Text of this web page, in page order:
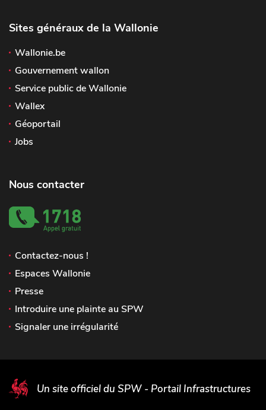
Sites généraux de la Wallonie
Wallonie.be
Gouvernement wallon
Service public de Wallonie
Wallex
Géoportail
Jobs
Nous contacter
Contactez-nous !
Espaces Wallonie
Presse
Introduire une plainte au SPW
Signaler une irrégularité
Un site officiel du SPW - Portail Infrastructures